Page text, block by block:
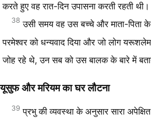
करते हुए वह रात-दिन उपासना करती रहती थी।
38 उसी समय वह उस बच्चे और माता-पिता
परमेश्वर को धन्यवाद दिया और जो लोग
जोह रहे थे, उन सब को उस बालक के बारे में
यूसुफ और मरियम का घर लौटना
39 प्रभु की व्यवस्था के अनुसार सारा